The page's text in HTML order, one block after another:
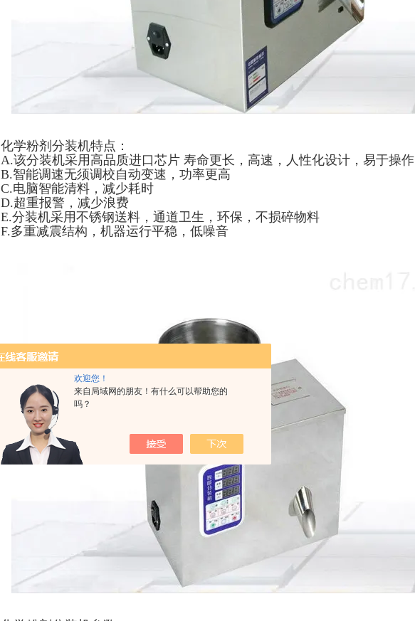
欢迎您！
来自局域网的朋友！有什么可以帮助您的
吗？
化学粉剂分装机特点：
A.该分装机采用高品质进口芯片 寿命更长，高速，人性化设计，易于操作
B.智能调速无须调校自动变速，功率更高
C.电脑智能清料，减少耗时
D.超重报警，减少浪费
E.分装机采用不锈钢送料，通道卫生，环保，不损碎物料
F.多重减震结构，机器运行平稳，低噪音